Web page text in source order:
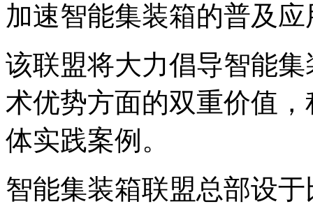
加速智能集装箱的普及
该联盟将大力倡导智能
术优势方面的双重价值
体实践案例。
智能集装箱联盟总部设